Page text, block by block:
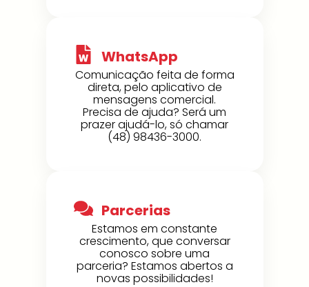
WhatsApp
Comunicação feita de forma
direta, pelo aplicativo de
mensagens comercial.
Precisa de ajuda? Será um
prazer ajudá-lo, só chamar
(48) 98436-3000.
Parcerias
Estamos em constante
crescimento, que conversar
conosco sobre uma
parceria? Estamos abertos a
novas possibilidades!